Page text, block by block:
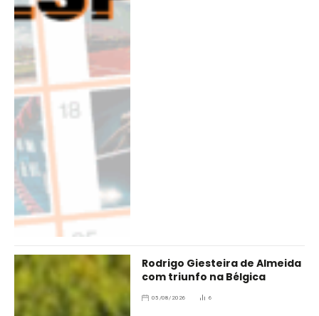
Rodrigo Giesteira de Almeida
com triunfo na Bélgica
05/08/2026 6